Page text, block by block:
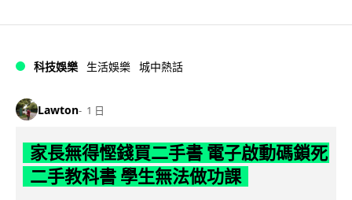
科技娛樂 生活娛樂 城中熱話
Lawton 1 日
家長無得慳錢買二手書 電子啟動碼鎖死
二手教科書 學生無法做功課